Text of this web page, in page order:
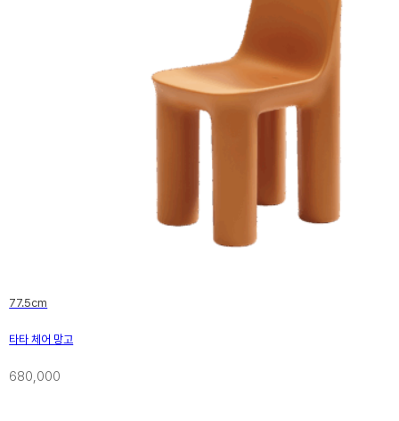
77.5cm
타타 체어 망고
680,000